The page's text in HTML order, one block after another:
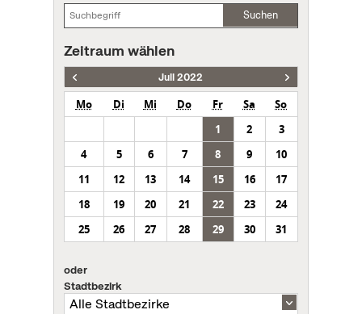
Suchen
Zeitraum wählen
Juli 2022
Mo Di Mi Do Fr Sa
So
1
2
3
4
5 6 7 8 9
10
11
12 13 14 15 16
17
18
19 20 21 22 23
24
25
26 27 28 29 30 31
oder
Stadtbezirk